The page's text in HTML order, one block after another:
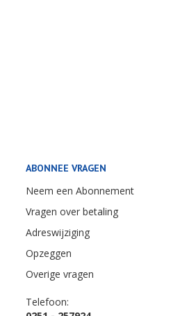
ABONNEE VRAGEN
Neem een Abonnement
Vragen over betaling
Adreswijziging
Opzeggen
Overige vragen
Telefoon: